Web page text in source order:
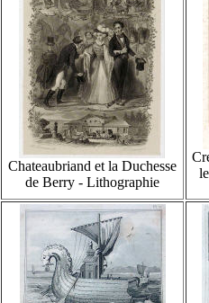
Chateaubriand et la Duchesse
de Berry - Lithographie